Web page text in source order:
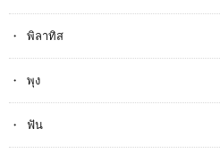
พิลาทิส
พุง
ฟัน